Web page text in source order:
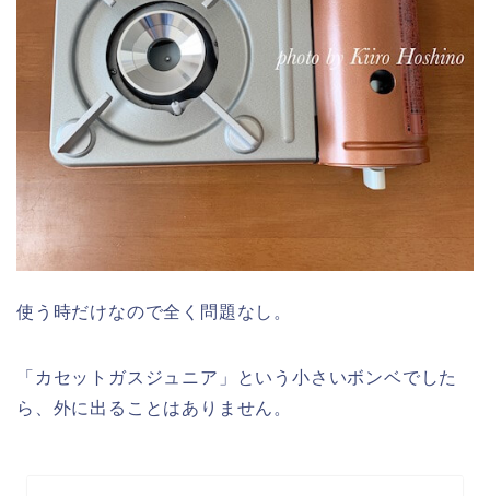
使う時だけなので全く問題なし。
「カセットガスジュニア」という小さいボンベでした
ら、外に出ることはありません。